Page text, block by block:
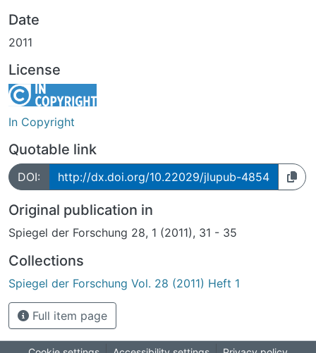
Date
2011
License
In Copyright
Quotable link
DOI: http://dx.doi.org/10.22029/jlupub-4854
Original publication in
Spiegel der Forschung 28, 1 (2011), 31 - 35
Collections
Spiegel der Forschung Vol. 28 (2011) Heft 1
Full item page